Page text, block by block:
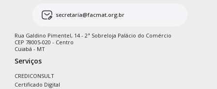
secretaria@facmat.org.br
Rua Galdino Pimentel, 14 - 2ª Sobreloja Palácio do Comércio
CEP 78005-020 - Centro
Cuiabá - MT
Serviços
CREDICONSULT
Certificado Digital